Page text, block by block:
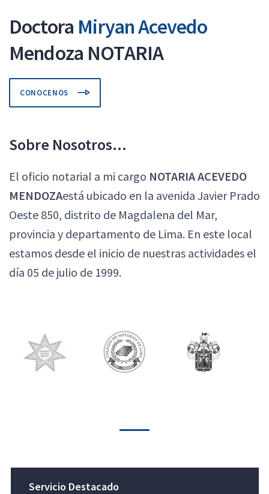
Doctora Miryan Acevedo
Mendoza NOTARIA
CONOCENOS
Sobre Nosotros...
El oficio notarial a mi cargo NOTARIA ACEVEDO
MENDOZAestá ubicado en la avenida Javier Prado
Oeste 850, distrito de Magdalena del Mar,
provincia y departamento de Lima. En este local
estamos desde el inicio de nuestras actividades el
día 05 de julio de 1999.
Servicio Destacado